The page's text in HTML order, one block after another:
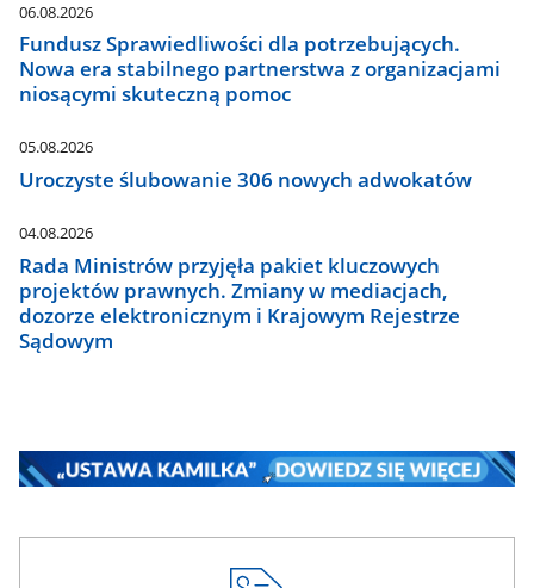
06.08.2026
Fundusz Sprawiedliwości dla potrzebujących.
Nowa era stabilnego partnerstwa z organizacjami
niosącymi skuteczną pomoc
05.08.2026
Uroczyste ślubowanie 306 nowych adwokatów
04.08.2026
Rada Ministrów przyjęła pakiet kluczowych
projektów prawnych. Zmiany w mediacjach,
dozorze elektronicznym i Krajowym Rejestrze
Sądowym